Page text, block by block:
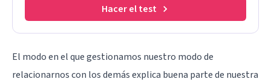
Hacer el test
El modo en el que gestionamos nuestro modo de
relacionarnos con los demás explica buena parte de nuestra